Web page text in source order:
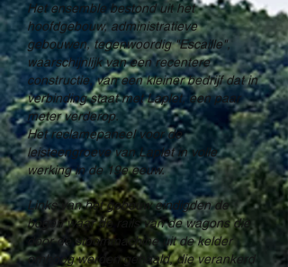
Het ensemble bestond uit het
hoofdgebouw, administratieve
gebouwen, tegenwoordig "Escaille",
waarschijnlijk van een recentere
constructie, van een kleiner bedrijf dat in
verbinding staat met Laplet, een paar
meter verderop.
Het reclamepaneel voor de
leisteengroeve van Laplet in volle
werking in de 19e eeuw.
Links van het gebouw eindigden de
bogen waar de rails van de wagons die
door de stoommachine uit de kelder
omhoog werden gehaald, die verankerd